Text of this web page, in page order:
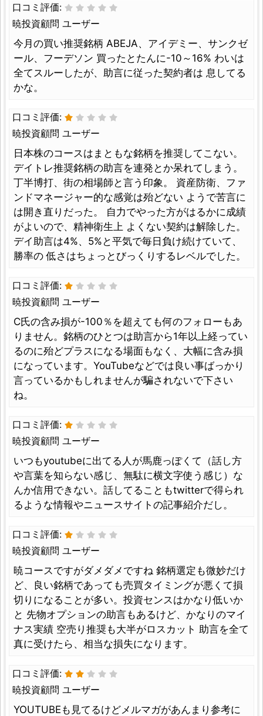
口コミ評価:
暁投資顧問 ユーザー
今月の買い推奨銘柄 ABEJA、アイデミー、サンクゼ
ール、フーデソン 買ったとたんに-10～16% わいは
全てスルーしたが、助言に従った契約者は 息してる
かな。
口コミ評価:
暁投資顧問 ユーザー
日本株のコースはまともな銘柄を推奨してこない。
デイトレ推奨銘柄の助言を連発とか呆れてしまう。
丁半博打、街の相場師と言う印象。 資産防衛、ファ
ンドマネージャー的な感覚は殆どない ようで苦言に
は開き直りだった。 自力でやった方がはるかに成績
がよいので、精神衛生上 よくない契約は解除した。
デイ助言は4%、5%と平気で毎日負け続けていて、
勝率の 低さはちょっとびっくりするレベルでした。
口コミ評価:
暁投資顧問 ユーザー
C氏の含み損が-100％を超えても何のフォローもあ
りません。銘柄のひとつは助言から1年以上経ってい
るのに殆どプラスになる場面もなく、大幅に含み損
になっています。YouTubeなどでは良い事ばっかり
言っているかもしれませんが騙されないで下さい
ね。
口コミ評価:
暁投資顧問 ユーザー
いつもyoutubeに出てる人が馬鹿っぽくて（話し方
や言葉を知らない感じ、無駄に横文字使う感じ）な
んか信用できない。話してることもtwitterで得られ
るような情報やニュースサイトの記事紹介だし。
口コミ評価:
暁投資顧問 ユーザー
暁コースですがダメダメですね 銘柄選定も微妙だけ
ど、良い銘柄であっても売買タイミングが悪くて損
切りになることが多い。投資センスはかなり低いか
と 先物オプションの助言もあるけど、かなりのマイ
ナス実績 空売り推奨も大半がロスカット 助言を全て
真に受けたら、相当な損失になります。
口コミ評価:
暁投資顧問 ユーザー
YOUTUBEも見てるけどメルマガがあんまり参考に